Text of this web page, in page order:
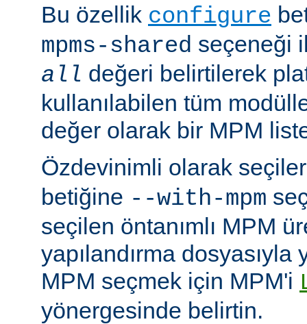
Bu özellik configure
mpms-shared seçeneği
all değeri belirtilerek
kullanılabilen tüm
değer olarak bir MPM
Özdevinimli olarak
betiğine --with-mpm
seçilen öntanımlı MPM
yapılandırma dosyasıyla
MPM seçmek için MPM'i
yönergesinde belirtin.